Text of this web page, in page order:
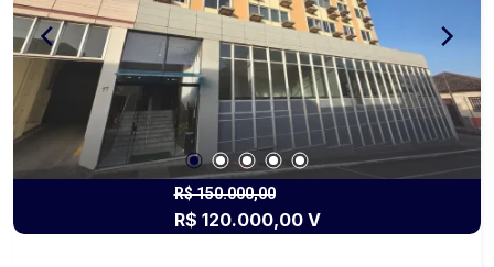
seus moradores. Além disso, a valorização
constante da região garante um excelente retorno
sobre o investimento. Não perca essa chance de
adquirir um terreno em um dos melhores locais
da cidade. Entre em contato conosco para mais
informações e agende uma visita!
R$ 150.000,00
R$ 120.000,00 V